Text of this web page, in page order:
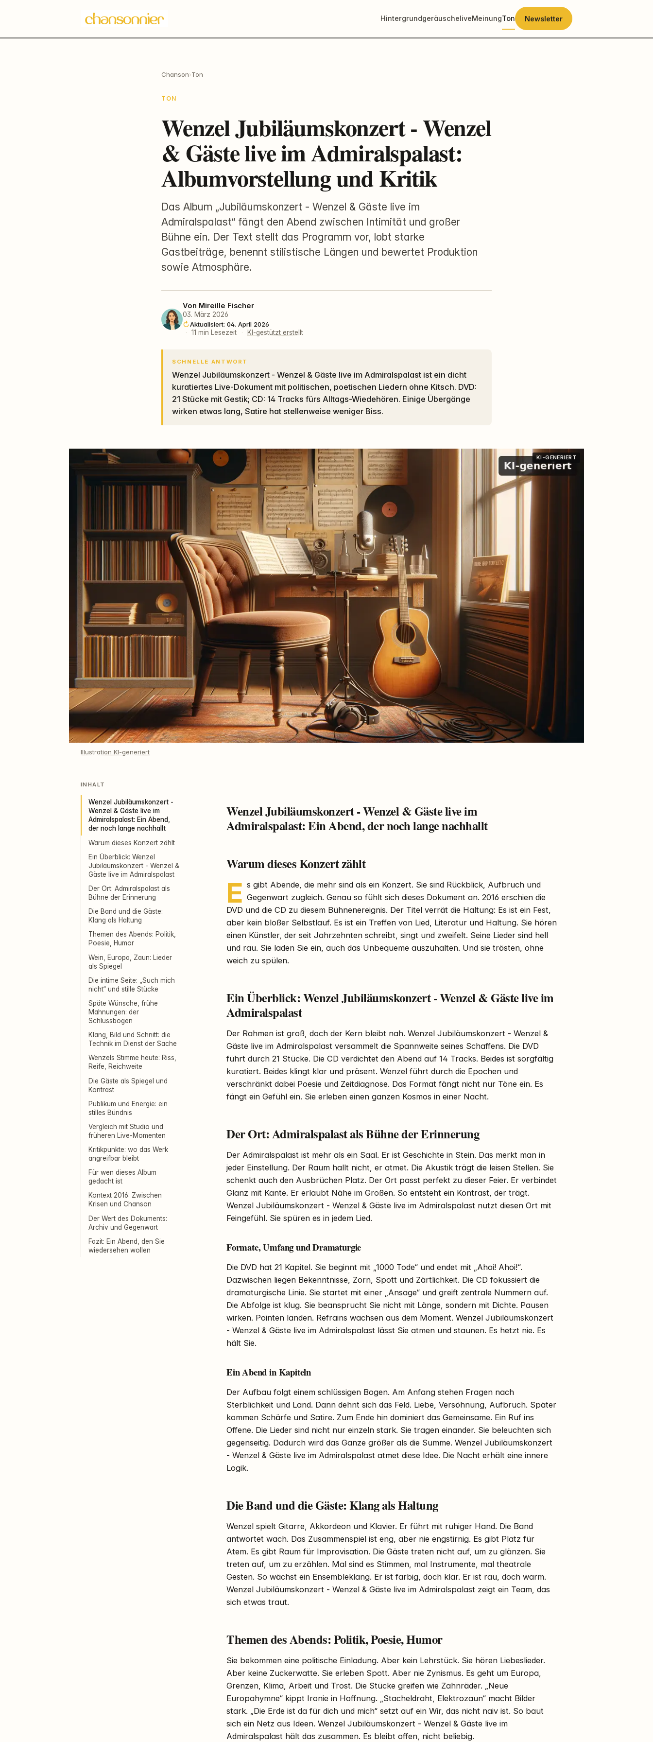
HintergrundgeräuscheliveMeinungTon Newsletter
Chanson›Ton
TON
Wenzel Jubiläumskonzert - Wenzel
& Gäste live im Admiralspalast:
Albumvorstellung und Kritik
Das Album „Jubiläumskonzert - Wenzel & Gäste live im
Admiralspalast“ fängt den Abend zwischen Intimität und großer
Bühne ein. Der Text stellt das Programm vor, lobt starke
Gastbeiträge, benennt stilistische Längen und bewertet Produktion
sowie Atmosphäre.
Von Mireille Fischer
03. März 2026
Aktualisiert: 04. April 2026
·
11 min Lesezeit · KI-gestützt erstellt
SCHNELLE ANTWORT
Wenzel Jubiläumskonzert - Wenzel & Gäste live im Admiralspalast ist ein dicht
kuratiertes Live-Dokument mit politischen, poetischen Liedern ohne Kitsch. DVD:
21 Stücke mit Gestik; CD: 14 Tracks fürs Alltags-Wiedehören. Einige Übergänge
wirken etwas lang, Satire hat stellenweise weniger Biss.
KI-GENERIERT
Illustration KI-generiert
INHALT
Wenzel Jubiläumskonzert -
Wenzel & Gäste live im
Admiralspalast: Ein Abend,
der noch lange nachhallt
Warum dieses Konzert zählt
Ein Überblick: Wenzel
Jubiläumskonzert - Wenzel &
Gäste live im Admiralspalast
Der Ort: Admiralspalast als
Bühne der Erinnerung
Die Band und die Gäste:
Klang als Haltung
Themen des Abends: Politik,
Poesie, Humor
Wein, Europa, Zaun: Lieder
als Spiegel
Die intime Seite: „Such mich
nicht“ und stille Stücke
Späte Wünsche, frühe
Mahnungen: der
Schlussbogen
Klang, Bild und Schnitt: die
Technik im Dienst der Sache
Wenzels Stimme heute: Riss,
Reife, Reichweite
Die Gäste als Spiegel und
Kontrast
Publikum und Energie: ein
stilles Bündnis
Vergleich mit Studio und
früheren Live-Momenten
Kritikpunkte: wo das Werk
angreifbar bleibt
Für wen dieses Album
gedacht ist
Kontext 2016: Zwischen
Krisen und Chanson
Der Wert des Dokuments:
Archiv und Gegenwart
Fazit: Ein Abend, den Sie
wiedersehen wollen
Wenzel Jubiläumskonzert - Wenzel & Gäste live im
Admiralspalast: Ein Abend, der noch lange nachhallt
Warum dieses Konzert zählt
E s gibt Abende, die mehr sind als ein Konzert. Sie sind Rückblick, Aufbruch und
Gegenwart zugleich. Genau so fühlt sich dieses Dokument an. 2016 erschien die
DVD und die CD zu diesem Bühnenereignis. Der Titel verrät die Haltung: Es ist ein Fest,
aber kein bloßer Selbstlauf. Es ist ein Treffen von Lied, Literatur und Haltung. Sie hören
einen Künstler, der seit Jahrzehnten schreibt, singt und zweifelt. Seine Lieder sind hell
und rau. Sie laden Sie ein, auch das Unbequeme auszuhalten. Und sie trösten, ohne
weich zu spülen.
Ein Überblick: Wenzel Jubiläumskonzert - Wenzel & Gäste live im
Admiralspalast
Der Rahmen ist groß, doch der Kern bleibt nah. Wenzel Jubiläumskonzert - Wenzel &
Gäste live im Admiralspalast versammelt die Spannweite seines Schaffens. Die DVD
führt durch 21 Stücke. Die CD verdichtet den Abend auf 14 Tracks. Beides ist sorgfältig
kuratiert. Beides klingt klar und präsent. Wenzel führt durch die Epochen und
verschränkt dabei Poesie und Zeitdiagnose. Das Format fängt nicht nur Töne ein. Es
fängt ein Gefühl ein. Sie erleben einen ganzen Kosmos in einer Nacht.
Der Ort: Admiralspalast als Bühne der Erinnerung
Der Admiralspalast ist mehr als ein Saal. Er ist Geschichte in Stein. Das merkt man in
jeder Einstellung. Der Raum hallt nicht, er atmet. Die Akustik trägt die leisen Stellen. Sie
schenkt auch den Ausbrüchen Platz. Der Ort passt perfekt zu dieser Feier. Er verbindet
Glanz mit Kante. Er erlaubt Nähe im Großen. So entsteht ein Kontrast, der trägt.
Wenzel Jubiläumskonzert - Wenzel & Gäste live im Admiralspalast nutzt diesen Ort mit
Feingefühl. Sie spüren es in jedem Lied.
Formate, Umfang und Dramaturgie
Die DVD hat 21 Kapitel. Sie beginnt mit „1000 Tode“ und endet mit „Ahoi! Ahoi!“.
Dazwischen liegen Bekenntnisse, Zorn, Spott und Zärtlichkeit. Die CD fokussiert die
dramaturgische Linie. Sie startet mit einer „Ansage“ und greift zentrale Nummern auf.
Die Abfolge ist klug. Sie beansprucht Sie nicht mit Länge, sondern mit Dichte. Pausen
wirken. Pointen landen. Refrains wachsen aus dem Moment. Wenzel Jubiläumskonzert
- Wenzel & Gäste live im Admiralspalast lässt Sie atmen und staunen. Es hetzt nie. Es
hält Sie.
Ein Abend in Kapiteln
Der Aufbau folgt einem schlüssigen Bogen. Am Anfang stehen Fragen nach
Sterblichkeit und Land. Dann dehnt sich das Feld. Liebe, Versöhnung, Aufbruch. Später
kommen Schärfe und Satire. Zum Ende hin dominiert das Gemeinsame. Ein Ruf ins
Offene. Die Lieder sind nicht nur einzeln stark. Sie tragen einander. Sie beleuchten sich
gegenseitig. Dadurch wird das Ganze größer als die Summe. Wenzel Jubiläumskonzert
- Wenzel & Gäste live im Admiralspalast atmet diese Idee. Die Nacht erhält eine innere
Logik.
Die Band und die Gäste: Klang als Haltung
Wenzel spielt Gitarre, Akkordeon und Klavier. Er führt mit ruhiger Hand. Die Band
antwortet wach. Das Zusammenspiel ist eng, aber nie engstirnig. Es gibt Platz für
Atem. Es gibt Raum für Improvisation. Die Gäste treten nicht auf, um zu glänzen. Sie
treten auf, um zu erzählen. Mal sind es Stimmen, mal Instrumente, mal theatrale
Gesten. So wächst ein Ensembleklang. Er ist farbig, doch klar. Er ist rau, doch warm.
Wenzel Jubiläumskonzert - Wenzel & Gäste live im Admiralspalast zeigt ein Team, das
sich etwas traut.
Themen des Abends: Politik, Poesie, Humor
Sie bekommen eine politische Einladung. Aber kein Lehrstück. Sie hören Liebeslieder.
Aber keine Zuckerwatte. Sie erleben Spott. Aber nie Zynismus. Es geht um Europa,
Grenzen, Klima, Arbeit und Trost. Die Stücke greifen wie Zahnräder. „Neue
Europahymne“ kippt Ironie in Hoffnung. „Stacheldraht, Elektrozaun“ macht Bilder
stark. „Die Erde ist da für dich und mich“ setzt auf ein Wir, das nicht naiv ist. So baut
sich ein Netz aus Ideen. Wenzel Jubiläumskonzert - Wenzel & Gäste live im
Admiralspalast hält das zusammen. Es bleibt offen, nicht beliebig.